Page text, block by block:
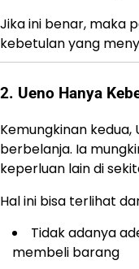
Jika ini benar, maka
kebetulan yang
2. Ueno Hanya
Kemungkinan
berbelanja. Ia
keperluan lain di
Hal ini bisa terlihat
Tidak adanya
membeli barang